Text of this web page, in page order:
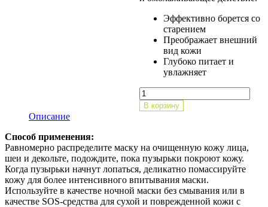
Эффективно борется со
старением
Преображает внешний
вид кожи
Глубоко питает и
увлажняет
Количество
товара
Кислородная
Egf
Repair
Oxymask
Cream,50гр
В корзину
Описание
Способ применения:
Равномерно распределите маску на очищенную кожу лица,
шеи и декольте, подождите, пока пузырьки покроют кожу.
Когда пузырьки начнут лопаться, деликатно помассируйте
кожу для более интенсивного впитывания маски.
Используйте в качестве ночной маски без смывания или в
качестве SOS-средства для сухой и поврежденной кожи с